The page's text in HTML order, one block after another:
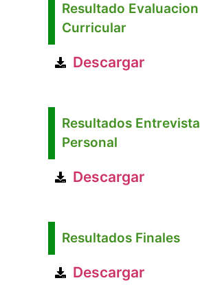
Resultado Evaluacion
Curricular
Descargar
Resultados Entrevista
Personal
Descargar
Resultados Finales
Descargar